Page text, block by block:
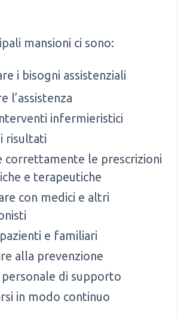
mansioni ci sono:
i bisogni assistenziali
l’assistenza
infermieristici
risultati
correttamente le prescrizioni
e terapeutiche
con medici e altri
e familiari
alla prevenzione
di supporto
in modo continuo